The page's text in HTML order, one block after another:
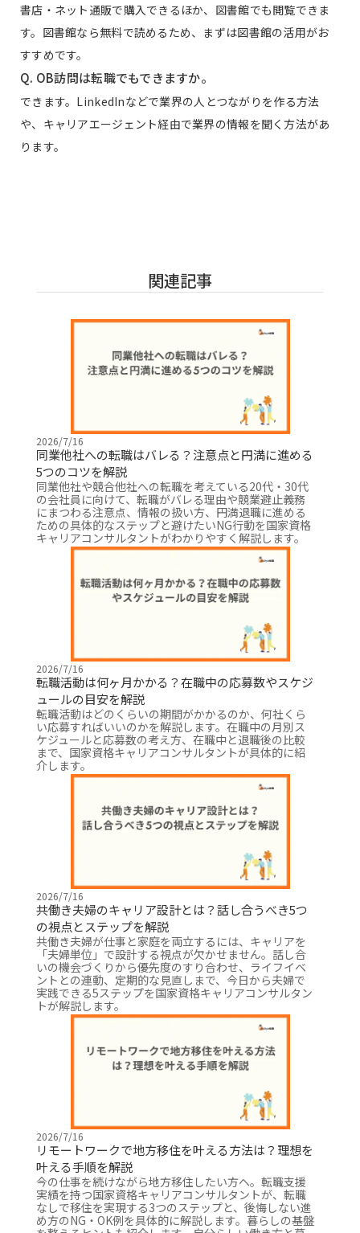
書店・ネット通販で購入できるほか、図書館でも閲覧できま
す。図書館なら無料で読めるため、まずは図書館の活用がお
すすめです。
Q. OB訪問は転職でもできますか。
できます。LinkedInなどで業界の人とつながりを作る方法
や、キャリアエージェント経由で業界の情報を聞く方法があ
ります。
関連記事
2026/7/16
同業他社への転職はバレる？注意点と円満に進める
5つのコツを解説
同業他社や競合他社への転職を考えている20代・30代
の会社員に向けて、転職がバレる理由や競業避止義務
にまつわる注意点、情報の扱い方、円満退職に進める
ための具体的なステップと避けたいNG行動を国家資格
キャリアコンサルタントがわかりやすく解説します。
2026/7/16
転職活動は何ヶ月かかる？在職中の応募数やスケジ
ュールの目安を解説
転職活動はどのくらいの期間がかかるのか、何社くら
い応募すればいいのかを解説します。在職中の月別ス
ケジュールと応募数の考え方、在職中と退職後の比較
まで、国家資格キャリアコンサルタントが具体的に紹
介します。
2026/7/16
共働き夫婦のキャリア設計とは？話し合うべき5つ
の視点とステップを解説
共働き夫婦が仕事と家庭を両立するには、キャリアを
「夫婦単位」で設計する視点が欠かせません。話し合
いの機会づくりから優先度のすり合わせ、ライフイベ
ントとの連動、定期的な見直しまで、今日から夫婦で
実践できる5ステップを国家資格キャリアコンサルタン
トが解説します。
2026/7/16
リモートワークで地方移住を叶える方法は？理想を
叶える手順を解説
今の仕事を続けながら地方移住したい方へ。転職支援
実績を持つ国家資格キャリアコンサルタントが、転職
なしで移住を実現する3つのステップと、後悔しない進
め方のNG・OK例を具体的に解説します。暮らしの基盤